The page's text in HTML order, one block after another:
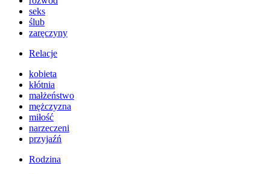
seks
ślub
zaręczyny
Relacje
kobieta
kłótnia
małżeństwo
mężczyzna
miłość
narzeczeni
przyjaźń
Rodzina